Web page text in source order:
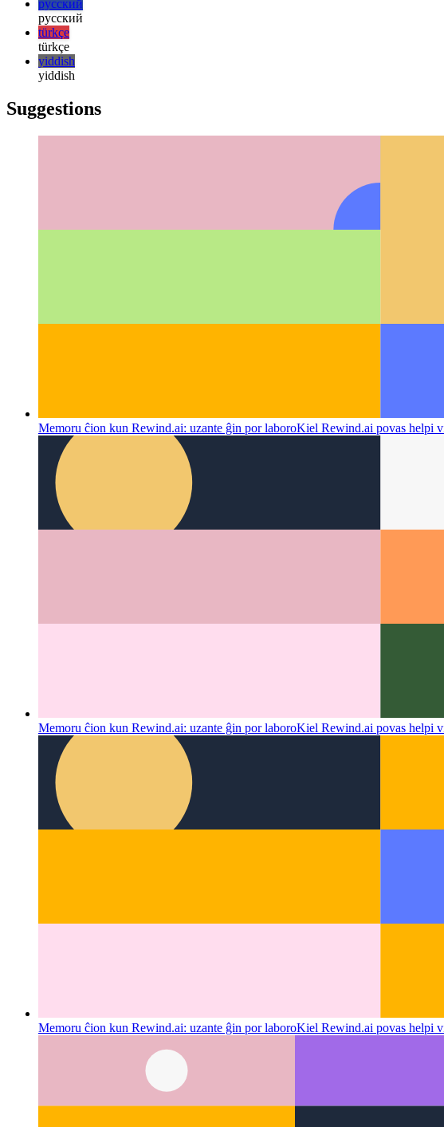
한국어
한국어
русский
русский
türkçe
türkçe
yiddish
yiddish
Memoru ĉion kun Rewind.ai: uzante ĝin por laboro
Memoru ĉion kun Rewind.ai: uzante ĝin por laboro